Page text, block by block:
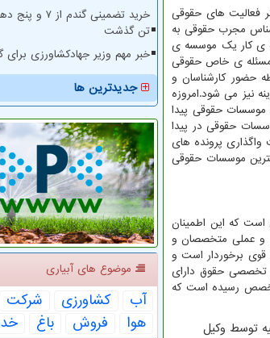
فعالیت های حقوقی
مجرب حقوقی به
ی کار یک موسسه ی
ی خاص حقوقی
حضور کارشناسان و
نیز می شود.امروزه
حقوقی پیدا
حقوقی در پیدا
پرونده های
موسسات حقوقی
که این اطمینان
و عملی متخصصان و
برخوردار است و
تخصصی حقوق دارای
رسیده است که
توسط وکیل
خرید تضمینی گندم
تن گذشت
خبر مهم وزیر جهادکشاورزی برای
جدیدترین ها
موضوع های آبیاری
آب كشاورزی شركت
هوا
فروش باغ